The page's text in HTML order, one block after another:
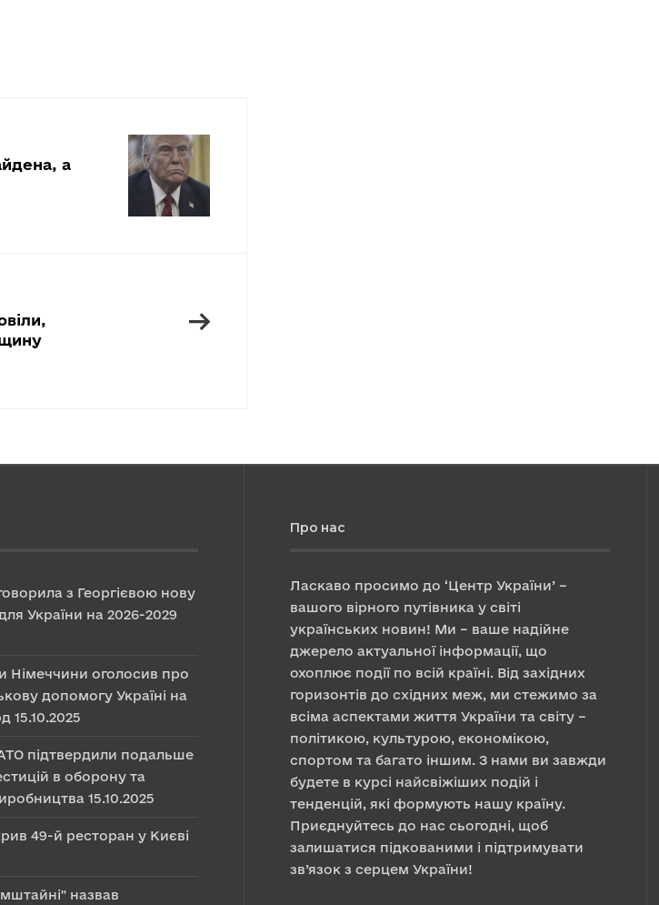
а
→
з Георгієвою нову
України на 2026-2029
Німеччини оголосив про
допомогу Україні на
15.10.2025
підтвердили подальше
в оборону та
15.10.2025
49-й ресторан у Києві
назвав
Про нас
Ласкаво просимо до ‘Центр України’ –
вашого вірного путівника у світі
українських новин! Ми – ваше надійне
джерело актуальної інформації, що
охоплює події по всій країні. Від західних
горизонтів до східних меж, ми стежимо за
всіма аспектами життя України та світу –
політикою, культурою, економікою,
спортом та багато іншим. З нами ви завжди
будете в курсі найсвіжіших подій і
тенденцій, які формують нашу країну.
Приєднуйтесь до нас сьогодні, щоб
залишатися підкованими і підтримувати
зв’язок з серцем України!